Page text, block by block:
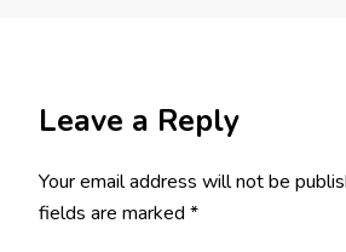
Leave a Reply
Your email address will not be
fields are marked *